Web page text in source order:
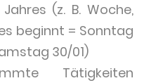
(z. B. Woche,
beginnt = Sonntag
30/01)
Tätigkeiten